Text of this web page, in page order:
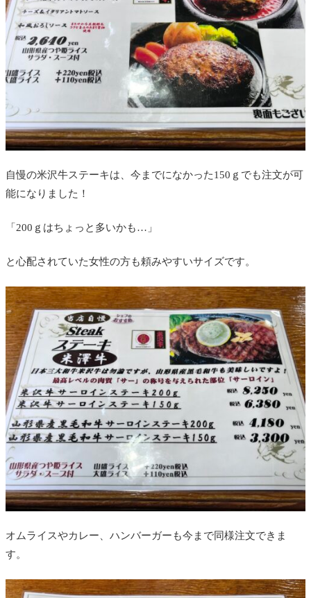
自慢の米沢牛ステーキは、今までになかった150ｇでも注文が可
能になりました！
「200ｇはちょっと多いかも…」
と心配されていた女性の方も頼みやすいサイズです。
オムライスやカレー、ハンバーガーも今まで同様注文できま
す。